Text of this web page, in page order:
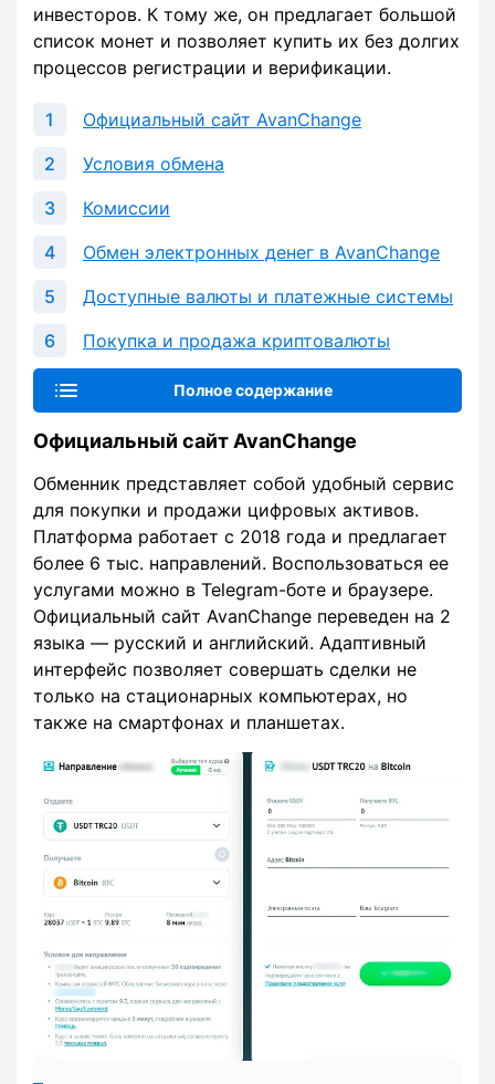
инвесторов. К тому же, он предлагает большой
список монет и позволяет купить их без долгих
процессов регистрации и верификации.
Официальный сайт AvanChange
Условия обмена
Комиссии
Обмен электронных денег в AvanChange
Доступные валюты и платежные системы
Покупка и продажа криптовалюты
Полное содержание
Официальный сайт AvanChange
Обменник представляет собой удобный сервис
для покупки и продажи цифровых активов.
Платформа работает с 2018 года и предлагает
более 6 тыс. направлений. Воспользоваться ее
услугами можно в Telegram-боте и браузере.
Официальный сайт AvanChange переведен на 2
языка — русский и английский. Адаптивный
интерфейс позволяет совершать сделки не
только на стационарных компьютерах, но
также на смартфонах и планшетах.